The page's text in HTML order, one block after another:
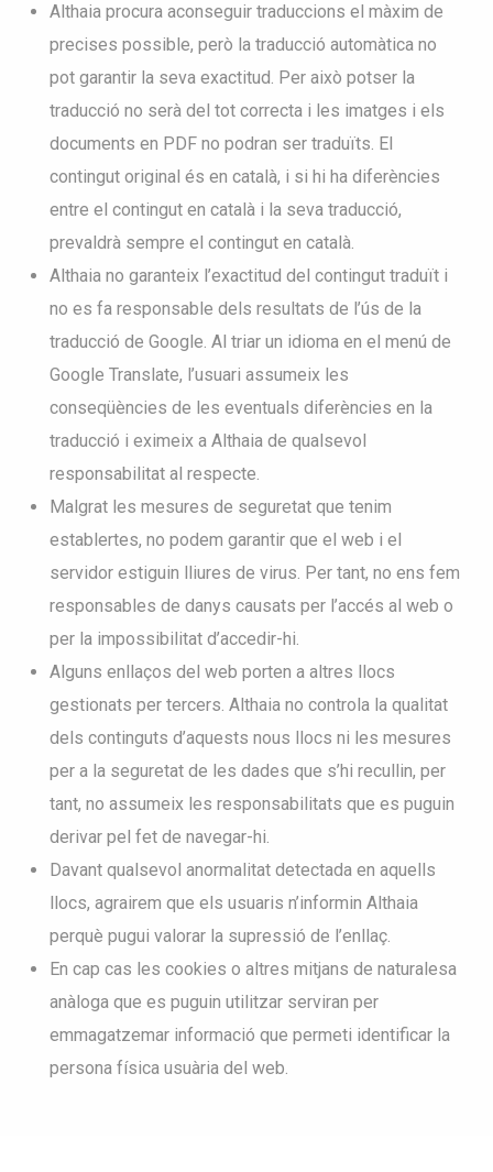
Althaia procura aconseguir traduccions el màxim de
precises possible, però la traducció automàtica no
pot garantir la seva exactitud. Per això potser la
traducció no serà del tot correcta i les imatges i els
documents en PDF no podran ser traduïts. El
contingut original és en català, i si hi ha diferències
entre el contingut en català i la seva traducció,
prevaldrà sempre el contingut en català.
Althaia no garanteix l’exactitud del contingut traduït i
no es fa responsable dels resultats de l’ús de la
traducció de Google. Al triar un idioma en el menú de
Google Translate, l’usuari assumeix les
conseqüències de les eventuals diferències en la
traducció i eximeix a Althaia de qualsevol
responsabilitat al respecte.
Malgrat les mesures de seguretat que tenim
establertes, no podem garantir que el web i el
servidor estiguin lliures de virus. Per tant, no ens fem
responsables de danys causats per l’accés al web o
per la impossibilitat d’accedir-hi.
Alguns enllaços del web porten a altres llocs
gestionats per tercers. Althaia no controla la qualitat
dels continguts d’aquests nous llocs ni les mesures
per a la seguretat de les dades que s’hi recullin, per
tant, no assumeix les responsabilitats que es puguin
derivar pel fet de navegar-hi.
Davant qualsevol anormalitat detectada en aquells
llocs, agrairem que els usuaris n’informin Althaia
perquè pugui valorar la supressió de l’enllaç.
En cap cas les cookies o altres mitjans de naturalesa
anàloga que es puguin utilitzar serviran per
emmagatzemar informació que permeti identificar la
persona física usuària del web.